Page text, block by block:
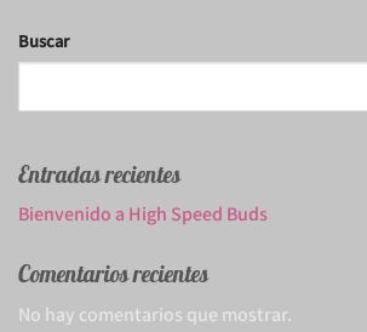
Buscar
Entradas recientes
Bienvenido a High Speed Buds
Comentarios recientes
No hay comentarios que mostrar.